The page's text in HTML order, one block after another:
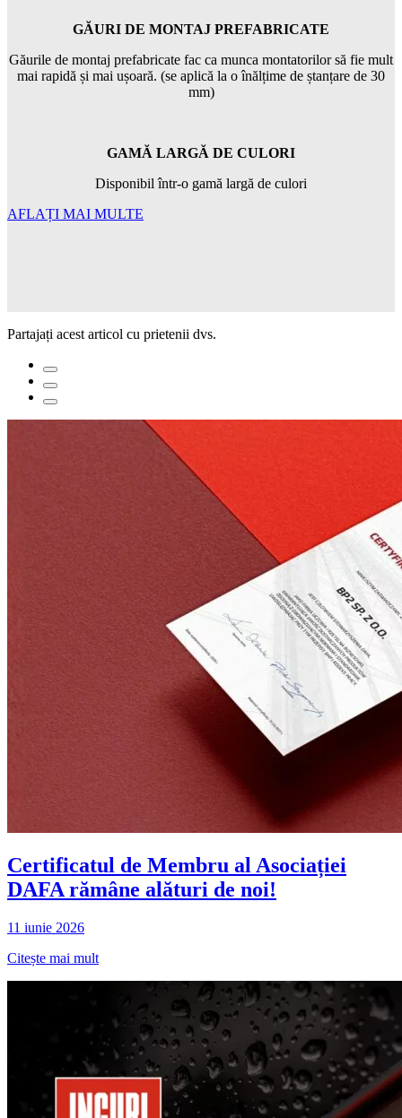
GĂURI DE MONTAJ PREFABRICATE
Găurile de montaj prefabricate fac ca munca montatorilor să fie mult
mai rapidă și mai ușoară. (se aplică la o înălțime de ștanțare de 30
mm)
GAMĂ LARGĂ DE CULORI
Disponibil într-o gamă largă de culori
AFLAȚI MAI MULTE
Partajați acest articol cu prietenii dvs.
Certificatul de Membru al Asociației
DAFA rămâne alături de noi!
11 iunie 2026
Citește mai mult